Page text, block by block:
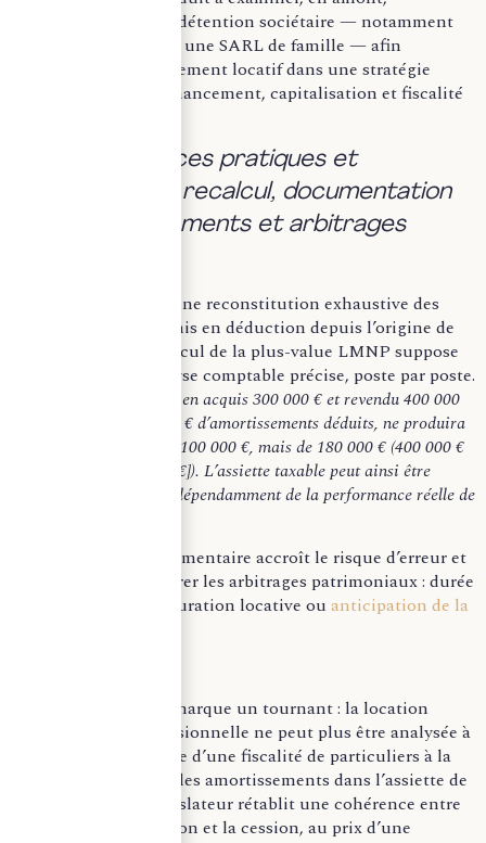
l’opportunité d’une détention sociétaire — notamment
via une SCI à l’IS ou une SARL de famille — afin
d’inscrire l’investissement locatif dans une stratégie
globale intégrant financement, capitalisation et fiscalité
b) Conséquences pratiques et
stratégiques : recalcul, documentation
des amortissements et arbitrages
La réforme impose une reconstitution exhaustive des
amortissements admis en déduction depuis l’origine de
l’exploitation. Le calcul de la plus-value LMNP suppose
désormais une analyse comptable précise, poste par poste.
À titre illustratif, un bien acquis 300 000 € et revendu 400 000
€, ayant généré 80 000 € d’amortissements déduits, ne produira
plus une plus-value de 100 000 €, mais de 180 000 € (400 000 €
– [300 000 € – 80 000 €]). L’assiette taxable peut ainsi être
fortement majorée, indépendamment de la performance réelle de
Cette exigence documentaire accroît le risque d’erreur et
conduit à reconsidérer les arbitrages patrimoniaux : durée
de détention, structuration locative ou anticipation de la
La réforme de 2025 marque un tournant : la location
meublée non professionnelle ne peut plus être analysée à
travers le seul prisme d’une fiscalité de particuliers à la
sortie. En intégrant les amortissements dans l’assiette de
la plus-value, le législateur rétablit une cohérence entre
la phase d’exploitation et la cession, au prix d’une